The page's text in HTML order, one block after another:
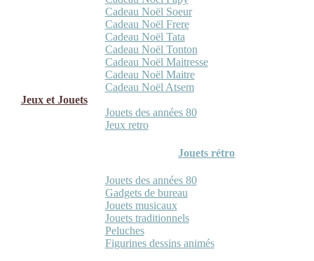
Cadeau Noël Soeur
Cadeau Noël Frere
Cadeau Noël Tata
Cadeau Noël Tonton
Cadeau Noël Maitresse
Cadeau Noël Maitre
Cadeau Noël Atsem
Jeux et Jouets
Jouets des années 80
Jeux retro
Jouets rétro
Jouets des années 80
Gadgets de bureau
Jouets musicaux
Jouets traditionnels
Peluches
Figurines dessins animés